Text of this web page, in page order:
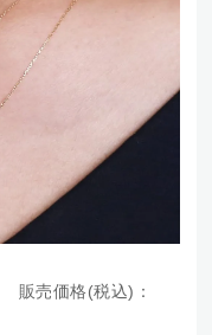
販売価格(税込)：